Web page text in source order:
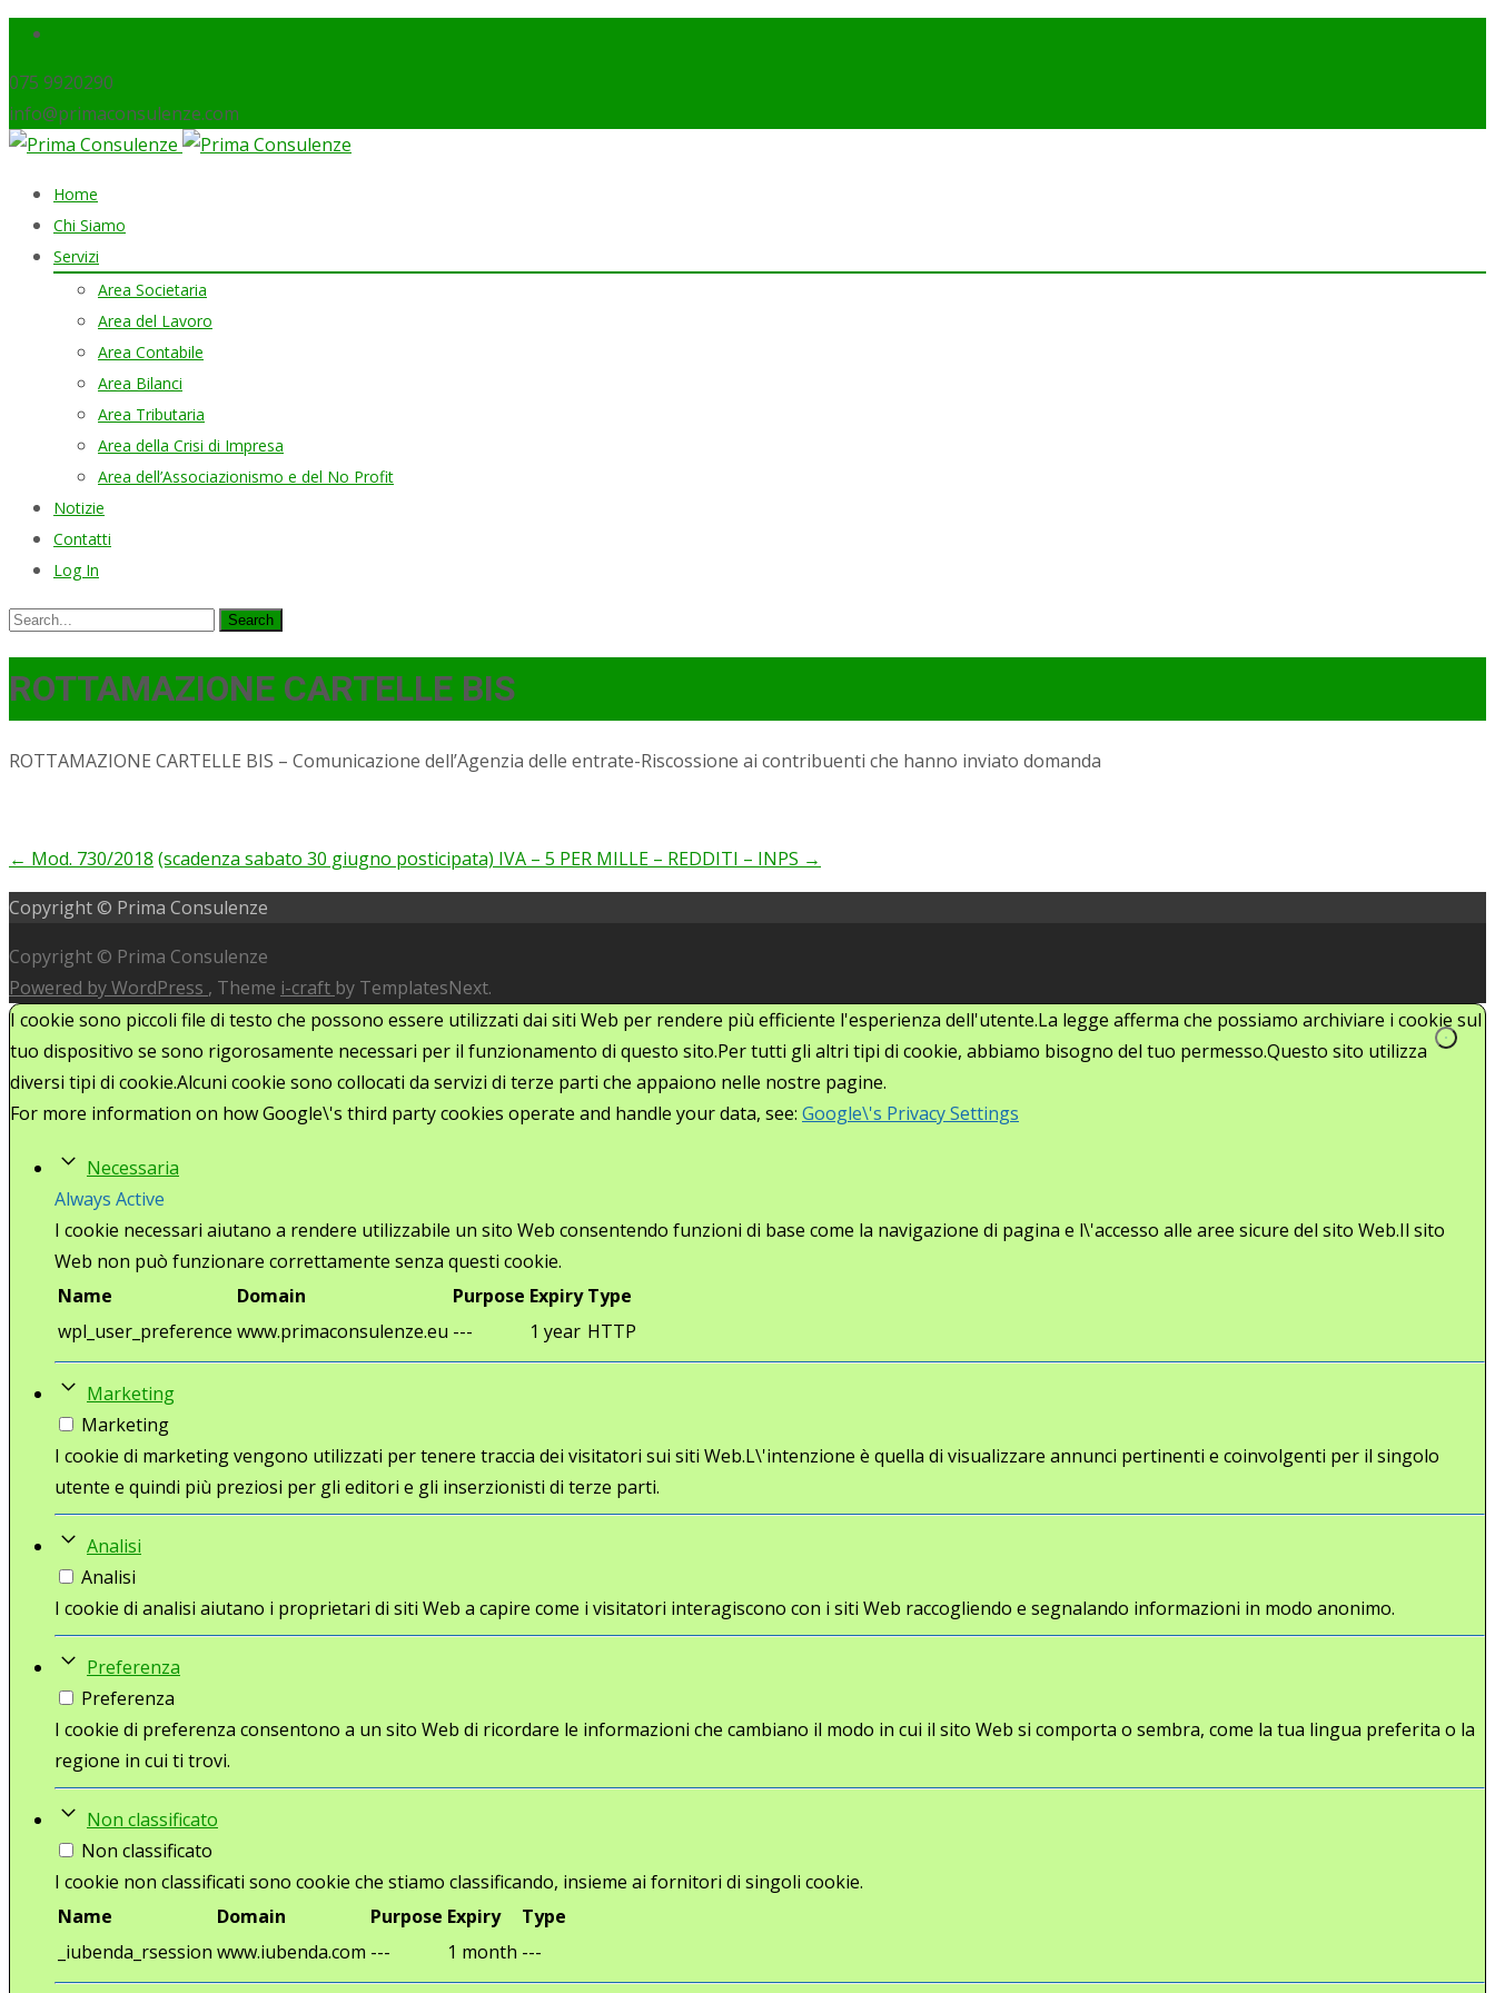
075 9920290
info@primaconsulenze.com
Skip
content
Home
Chi Siamo
Servizi
Area Societaria
Area del Lavoro
Area Contabile
Area Bilanci
Area Tributaria
Area della Crisi di Impresa
Area dell’Associazionismo e del No Profit
Notizie
Contatti
Log In
Search
ROTTAMAZIONE CARTELLE BIS
ROTTAMAZIONE CARTELLE BIS – Comunicazione dell’Agenzia delle entrate-Riscossione ai contribuenti che hanno inviato domanda
Post
navigation
← Mod. 730/2018 (scadenza sabato 30 giugno posticipata) IVA – 5 PER MILLE – REDDITI – INPS →
Copyright © Prima Consulenze
Copyright © Prima Consulenze
Powered by WordPress , Theme i-craft by TemplatesNext.
I cookie sono piccoli file di testo che possono essere utilizzati dai siti Web per rendere più efficiente l'esperienza dell'utente.La legge afferma che possiamo archiviare i cookie sul
tuo dispositivo se sono rigorosamente necessari per il funzionamento di questo sito.Per tutti gli altri tipi di cookie, abbiamo bisogno del tuo permesso.Questo sito utilizza
diversi tipi di cookie.Alcuni cookie sono collocati da servizi di terze parti che appaiono nelle nostre pagine.
For more information on how Google\'s third party cookies operate and handle your data, see: Google\'s Privacy Settings
Necessaria
Always Active
I cookie necessari aiutano a rendere utilizzabile un sito Web consentendo funzioni di base come la navigazione di pagina e l\'accesso alle aree sicure del sito Web.Il sito
Web non può funzionare correttamente senza questi cookie.
Name
Domain Purpose Expiry Type
wpl_user_preference www.primaconsulenze.eu --- 1 year HTTP
Marketing
Marketing
I cookie di marketing vengono utilizzati per tenere traccia dei visitatori sui siti Web.L\'intenzione è quella di visualizzare annunci pertinenti e coinvolgenti per il singolo
utente e quindi più preziosi per gli editori e gli inserzionisti di terze parti.
Analisi
Analisi
I cookie di analisi aiutano i proprietari di siti Web a capire come i visitatori interagiscono con i siti Web raccogliendo e segnalando informazioni in modo anonimo.
Preferenza
Preferenza
I cookie di preferenza consentono a un sito Web di ricordare le informazioni che cambiano il modo in cui il sito Web si comporta o sembra, come la tua lingua preferita o la
regione in cui ti trovi.
Non classificato
Non classificato
I cookie non classificati sono cookie che stiamo classificando, insieme ai fornitori di singoli cookie.
Name
Domain Purpose Expiry
Type
_iubenda_rsession www.iubenda.com --- 1 month ---